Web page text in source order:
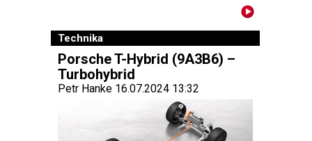
Technika
Porsche T-Hybrid (9A3B6) –
Turbohybrid
Petr Hanke 16.07.2024 13:32